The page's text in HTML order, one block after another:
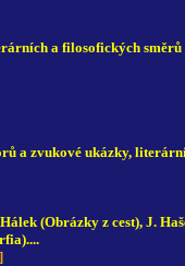
a filosofických
a zvukové ukázky,
(Obrázky z cest), J.